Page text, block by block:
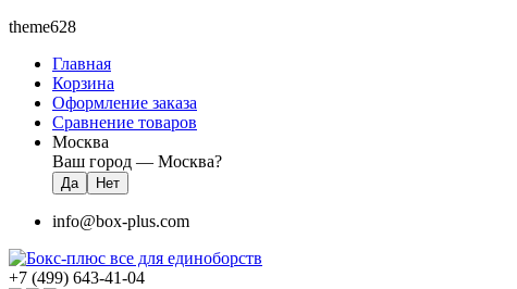
theme628
Главная
Корзина
Оформление заказа
Сравнение товаров
Москва
Ваш город — Москва?
info@box-plus.com
+7 (499) 643-41-04